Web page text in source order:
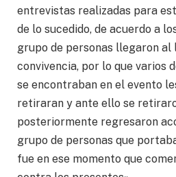
entrevistas realizadas para
de lo sucedido, de acuerdo a
grupo de personas llegaron al
convivencia, por lo que varios
se encontraban en el evento
retiraran y ante ello se
posteriormente regresaron
grupo de personas que
fue en ese momento que